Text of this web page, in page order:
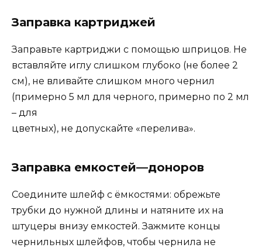
Заправка картриджей
Заправьте картриджи с помощью шприцов. Не
вставляйте иглу слишком глубоко (не более 2
см), не вливайте слишком много чернил
(примерно 5 мл для черного, примерно по 2 мл
– для
цветных), не допускайте «перелива».
Заправка емкостей—доноров
Соедините шлейф с ёмкостями: обрежьте
трубки до нужной длины и натяните их на
штуцеры внизу емкостей. Зажмите концы
чернильных шлейфов, чтобы чернила не